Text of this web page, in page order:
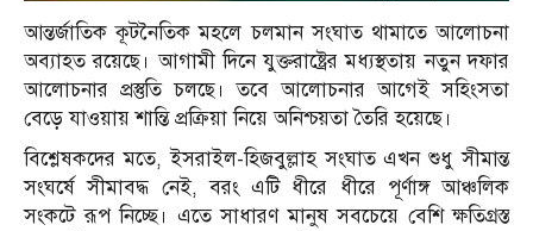
আন্তর্জাতিক কূটনৈতিক মহলে চলমান সংঘাত থামাতে আলোচনা
অব্যাহত রয়েছে। আগামী দিনে যুক্তরাষ্ট্রের মধ্যস্থতায় নতুন দফার
আলোচনার প্রস্তুতি চলছে। তবে আলোচনার আগেই সহিংসতা
বেড়ে যাওয়ায় শান্তি প্রক্রিয়া নিয়ে অনিশ্চয়তা তৈরি হয়েছে।
বিশ্লেষকদের মতে, ইসরাইল-হিজবুল্লাহ সংঘাত এখন শুধু সীমান্ত
সংঘর্ষে সীমাবদ্ধ নেই, বরং এটি ধীরে ধীরে পূর্ণাঙ্গ আঞ্চলিক
সংকটে রূপ নিচ্ছে। এতে সাধারণ মানুষ সবচেয়ে বেশি ক্ষতিগ্রস্ত